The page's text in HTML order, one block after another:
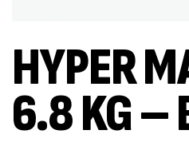
HYPER
6.8 KG –